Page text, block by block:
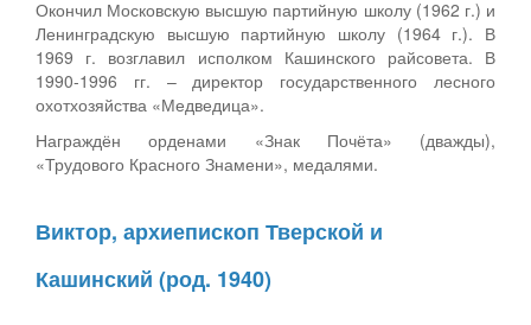
Окончил Московскую высшую партийную школу (1962 г.) и
Ленинградскую высшую партийную школу (1964 г.). В
1969 г. возглавил исполком Кашинского райсовета. В
1990-1996 гг. – директор государственного лесного
охотхозяйства «Медведица».
Награждён орденами «Знак Почёта» (дважды),
«Трудового Красного Знамени», медалями.
Виктор, архиепископ Тверской и
Кашинский (род. 1940)